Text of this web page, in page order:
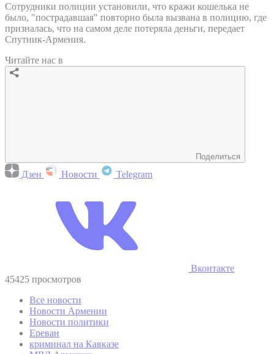
Сотрудники полиции установили, что кражи кошелька не
было, "пострадавшая" повторно была вызвана в полицию, где
призналась, что на самом деле потеряла деньги, передает
Спутник-Армения.
Читайте нас в
Поделиться
Дзен Новости Telegram
Вконтакте
45425 просмотров
Все новости
Новости Армении
Новости политики
Ереван
криминал на Кавказе